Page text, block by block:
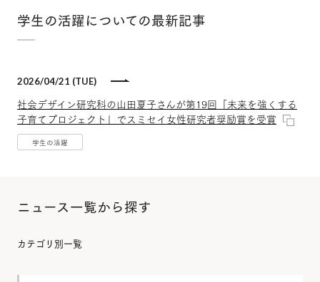
学生の活躍についての最新記事
社会デザイン研究科の山田夏子さんが第19回「未来を強くする
子育てプロジェクト」でスミセイ女性研究者奨励賞を受賞
学生の活躍
2026/04/21 (TUE)
ニュース一覧から探す
カテゴリ別一覧